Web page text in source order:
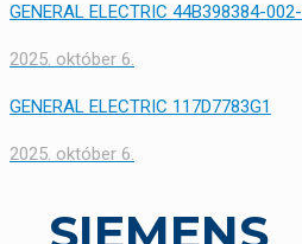
GENERAL ELECTRIC 44B398384-
2025. október 6.
GENERAL ELECTRIC 117D7783G1
2025. október 6.